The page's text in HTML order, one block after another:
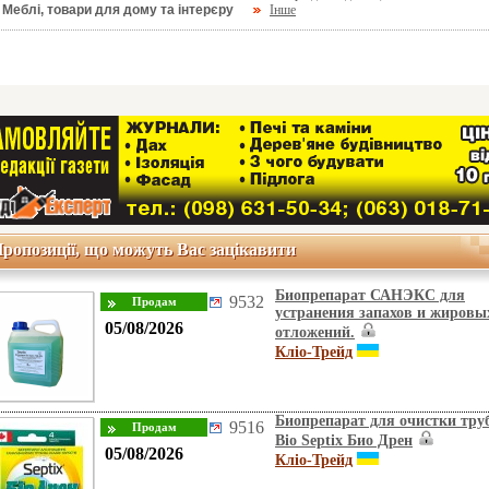
Меблі, товари для дому та інтерєру
Інше
що можуть Вас зацікавити
05/08/2026
9532
Биопрепарат САНЭКС для
устранения запахов и
отложений.
Кліо-Трейд
05/08/2026
9516
Биопрепарат для очистки
Bio Septix Био Дрен
Кліо-Трейд